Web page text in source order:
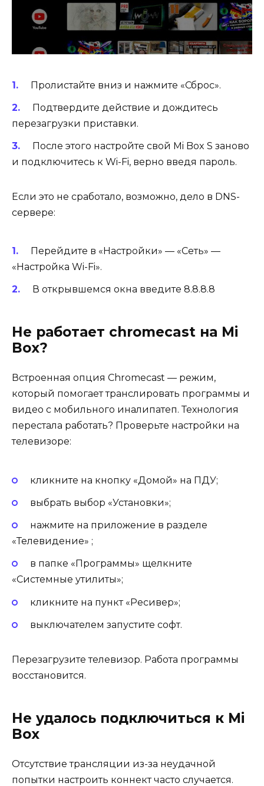
Пролистайте вниз и нажмите «Сброс».
Подтвердите действие и дождитесь
перезагрузки приставки.
После этого настройте свой Mi Box S заново
и подключитесь к Wi-Fi, верно введя пароль.
Если это не сработало, возможно, дело в DNS-
сервере:
Перейдите в «Настройки» — «Сеть» —
«Настройка Wi-Fi».
В открывшемся окна введите 8.8.8.8
Не работает chromecast на Mi
Box?
Встроенная опция Chromecast — режим,
который помогает транслировать программы и
видео с мобильного иналипатеп. Технология
перестала работать? Проверьте настройки на
телевизоре:
кликните на кнопку «Домой» на ПДУ;
выбрать выбор «Установки»;
нажмите на приложение в разделе
«Телевидение» ;
в папке «Программы» щелкните
«Системные утилиты»;
кликните на пункт «Ресивер»;
выключателем запустите софт.
Перезагрузите телевизор. Работа программы
восстановится.
Не удалось подключиться к Mi
Box
Отсутствие трансляции из-за неудачной
попытки настроить коннект часто случается.